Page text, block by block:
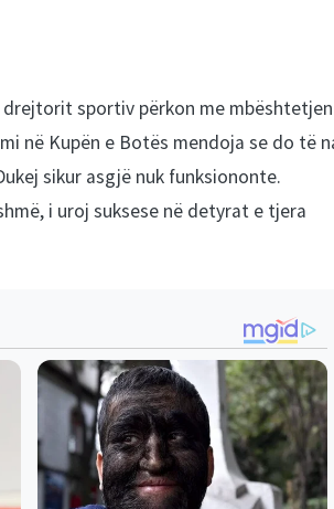
sportiv përkon me
në Kupën e Botës mendoja se do të
sikur asgjë nuk funksiononte.
i uroj suksese në detyrat e tjera